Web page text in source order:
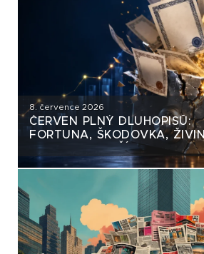
8. července 2026
ČERVEN PLNÝ DLUHOPISŮ:
FORTUNA, ŠKODOVKA,
A MNOHO DALŠÍCH